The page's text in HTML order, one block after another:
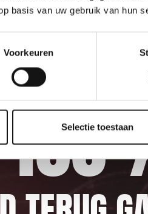
basis van uw gebruik van hun
Voorkeuren
Selectie toestaan